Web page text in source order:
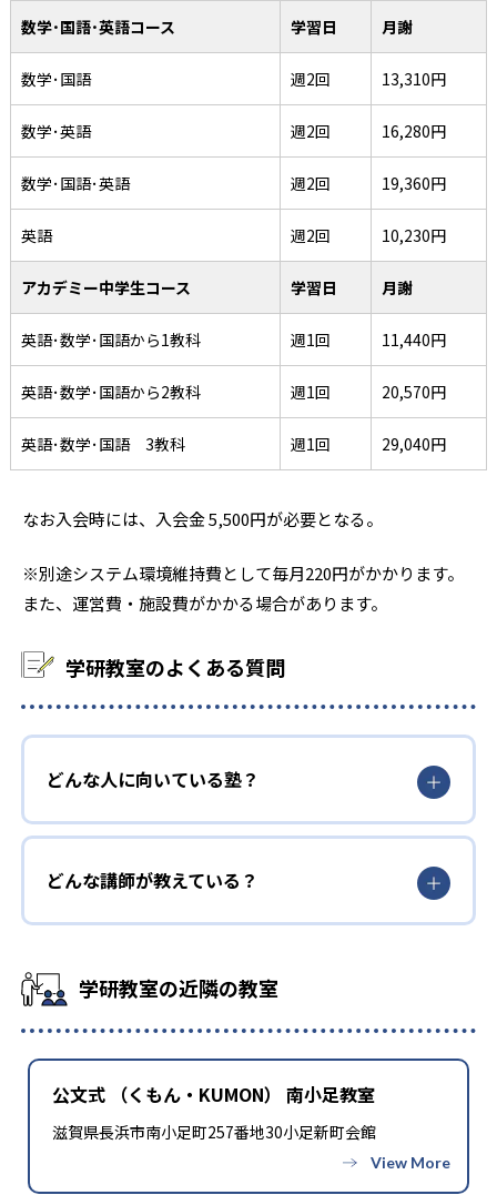
数学･国語･英語コース 学習日 月謝
数学･国語 週2回 13,310円
数学･英語 週2回 16,280円
数学･国語･英語 週2回 19,360円
英語 週2回 10,230円
アカデミー中学生コース 学習日 月謝
英語･数学･国語から1教科 週1回 11,440円
英語･数学･国語から2教科 週1回 20,570円
英語･数学･国語 3教科 週1回 29,040円
なお入会時には、入会金 5,500円が必要となる。
※別途システム環境維持費として毎月220円がかかります。
また、運営費・施設費がかかる場合があります。
学研教室のよくある質問
どんな人に向いている塾？
どんな講師が教えている？
学研教室の近隣の教室
公文式 （くもん・KUMON） 南小足教室
滋賀県長浜市南小足町257番地30小足新町会館